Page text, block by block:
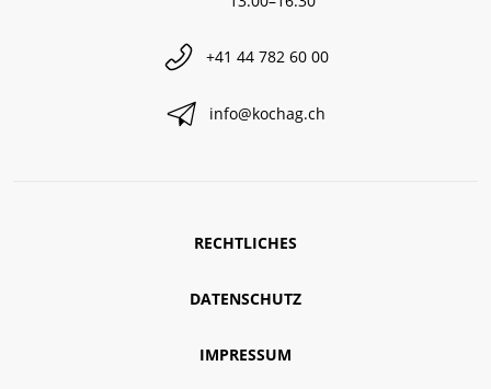
+41 44 782 60 00
info@kochag.ch
RECHTLICHES
DATENSCHUTZ
IMPRESSUM